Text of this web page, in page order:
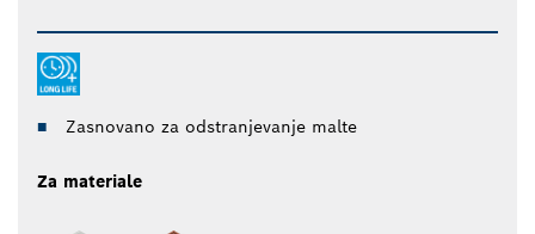
Zasnovano za odstranjevanje malte
Za materiale